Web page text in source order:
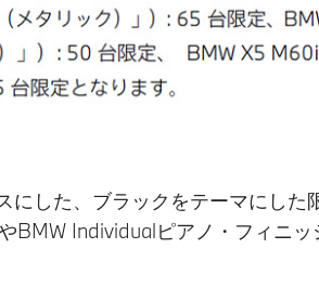
した、ブラックをテーマにした
BMW Individualピアノ・フィニ